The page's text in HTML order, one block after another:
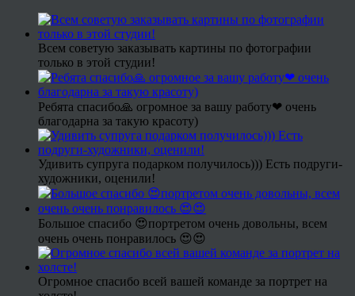
Всем советую заказывать картины по фотографии
только в этой студии!
Ребята спасибо🙏 огромное за вашу работу❤ очень
благодарна за такую красоту)
Удивить супруга подарком получилось))) Есть подруги-
художники, оценили!
Большое спасибо 😍портретом очень довольны, всем
очень очень понравилось 😍😍
Огромное спасибо всей вашей команде за портрет на